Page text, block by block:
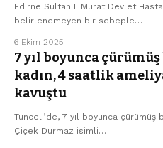
Edirne Sultan I. Murat Devlet
belirlenemeyen bir sebeple…
6 Ekim 2025
7 yıl boyunca
kadın, 4 saatlik
kavuştu
Tunceli’de, 7 yıl boyunca çürümüş
Çiçek Durmaz isimli…